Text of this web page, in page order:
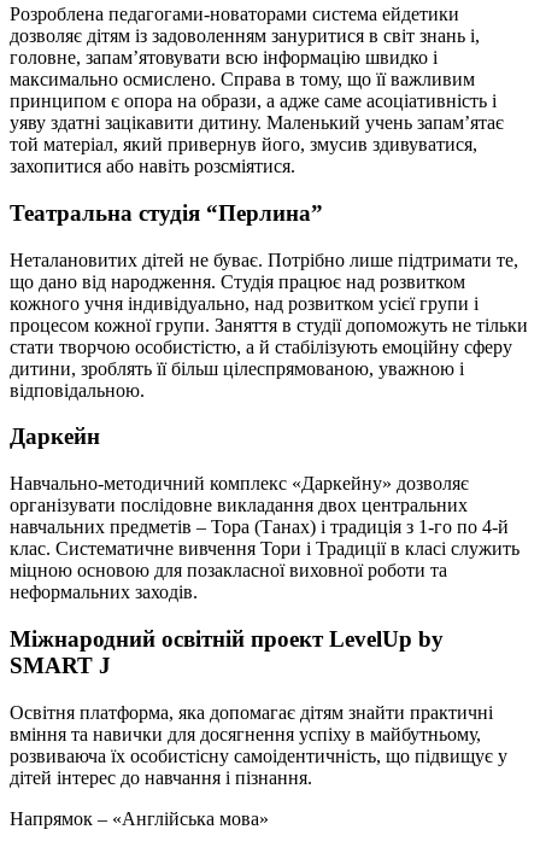
Розроблена педагогами-новаторами система ейдетики
дозволяє дітям із задоволенням зануритися в світ знань і,
головне, запам’ятовувати всю інформацію швидко і
максимально осмислено. Справа в тому, що її важливим
принципом є опора на образи, а адже саме асоціативність і
уяву здатні зацікавити дитину. Маленький учень запам’ятає
той матеріал, який привернув його, змусив здивуватися,
захопитися або навіть розсміятися.
Театральна студія “Перлина”
Неталановитих дітей не буває. Потрібно лише підтримати те,
що дано від народження. Студія працює над розвитком
кожного учня індивідуально, над розвитком усієї групи і
процесом кожної групи. Заняття в студії допоможуть не тільки
стати творчою особистістю, а й стабілізують емоційну сферу
дитини, зроблять її більш цілеспрямованою, уважною і
відповідальною.
Даркейн
Навчально-методичний комплекс «Даркейну» дозволяє
організувати послідовне викладання двох центральних
навчальних предметів – Тора (Танах) і традиція з 1-го по 4-й
клас. Систематичне вивчення Тори і Традиції в класі служить
міцною основою для позакласної виховної роботи та
неформальних заходів.
Міжнародний освітній проект LevelUp by
SMART J
Освітня платформа, яка допомагає дітям знайти практичні
вміння та навички для досягнення успіху в майбутньому,
розвиваюча їх особистісну самоідентичність, що підвищує у
дітей інтерес до навчання і пізнання.
Напрямок – «Англійська мова»